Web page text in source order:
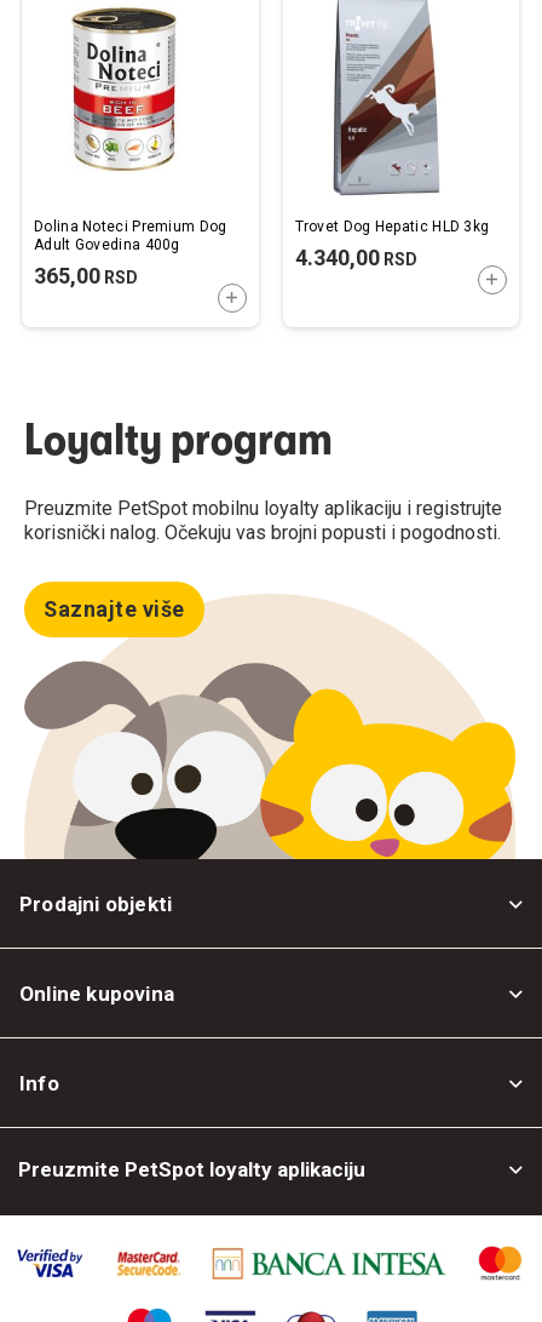
Dolina Noteci Premium Dog
Adult Govedina 400g
365,00 RSD
DODAJTE U KORPU
Trovet Dog Hepatic HLD 3kg
4.340,00RSD
Loyalty program
Preuzmite PetSpot mobilnu loyalty aplikaciju i registrujte
korisnički nalog. Očekuju vas brojni popusti i pogodnosti.
Saznajte više
Prodajni objekti
Online kupovina
Info
Preuzmite PetSpot loyalty aplikaciju